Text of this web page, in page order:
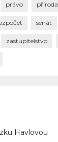
právo příroda
senát
zastupitelstvo
Havlovou